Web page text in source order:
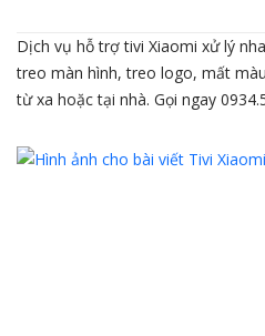
Dịch vụ hỗ trợ tivi Xiaomi xử lý
treo màn hình, treo logo, mất
từ xa hoặc tại nhà. Gọi ngay